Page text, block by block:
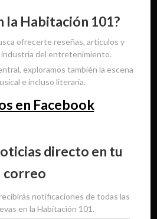
la Habitación 101?
ofrecerte reseñas, artículos y
industria del entretenimiento.
exploramos también la escena
e incluso literaria.
en Facebook
directo en tu
correo
notificaciones de todas las
en la Habitación 101.